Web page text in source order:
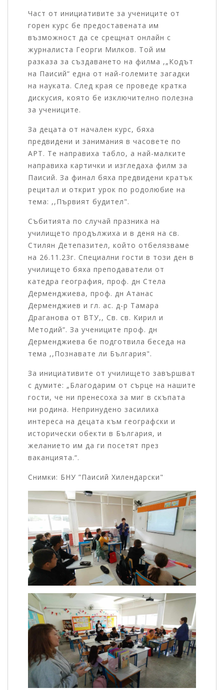
Част от инициативите за учениците от
горен курс бе предоставената им
възможност да се срещнат онлайн с
журналиста Георги Милков. Той им
разказа за създаването на филма ,„Кодът
на Паисий“ една от най-големите загадки
на науката. След края се проведе кратка
дискусия, която бе изключително полезна
за учениците.
За децата от начален курс, бяха
предвидени и занимания в часовете по
АРТ. Те направиха табло, а най-малките
направиха картички и изгледаха филм за
Паисий. За финал бяха предвидени кратък
рецитал и открит урок по родолюбие на
тема: ,,Първият будител".
Събитията по случай празника на
училището продължиха и в деня на св.
Стилян Детепазител, който отбелязваме
на 26.11.23г. Специални гости в този ден в
училището бяха преподаватели от
катедра география, проф. дн Стела
Дерменджиева, проф. дн Атанас
Дерменджиев и гл. ас. д-р Тамара
Драганова от ВТУ,, Св. св. Кирил и
Методий“. За учениците проф. дн
Дерменджиева бе подготвила беседа на
тема ,,Познавате ли България".
За инициативите от училището завършват
с думите: „Благодарим от сърце на нашите
гости, че ни пренесоха за миг в скъпата
ни родина. Непринудено засилиха
интереса на децата към географски и
исторически обекти в България, и
желанието им да ги посетят през
ваканцията.“.
Снимки: БНУ ”Паисий Хилендарски"